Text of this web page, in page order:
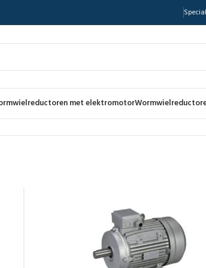
met elektromotor